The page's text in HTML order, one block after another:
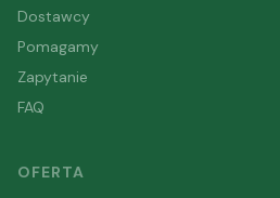
Dostawcy
Pomagamy
Zapytanie
FAQ
OFERTA